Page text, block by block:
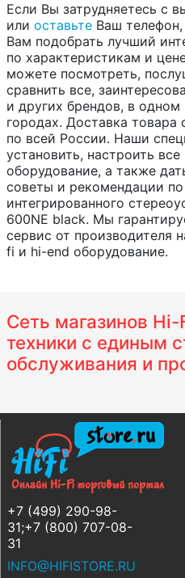
Если Вы затрудняетесь с
или оставьте Ваш
Вам подобрать лучший
по характеристикам и
можете посмотреть,
сравнить все,
и других брендов, в одном
городах. Доставка
по всей России. Наши
установить, настроить
оборудование, а также
советы и рекомендации
интегрированного
600NE black. Мы
сервис от производителя
fi и hi-end оборудование.
Сеть магазинов Hi-
техники с единым
обслуживания и
+7 (499) 290-98-
31;+7 (800) 707-08-
31
INFO@HIFISTORE.RU